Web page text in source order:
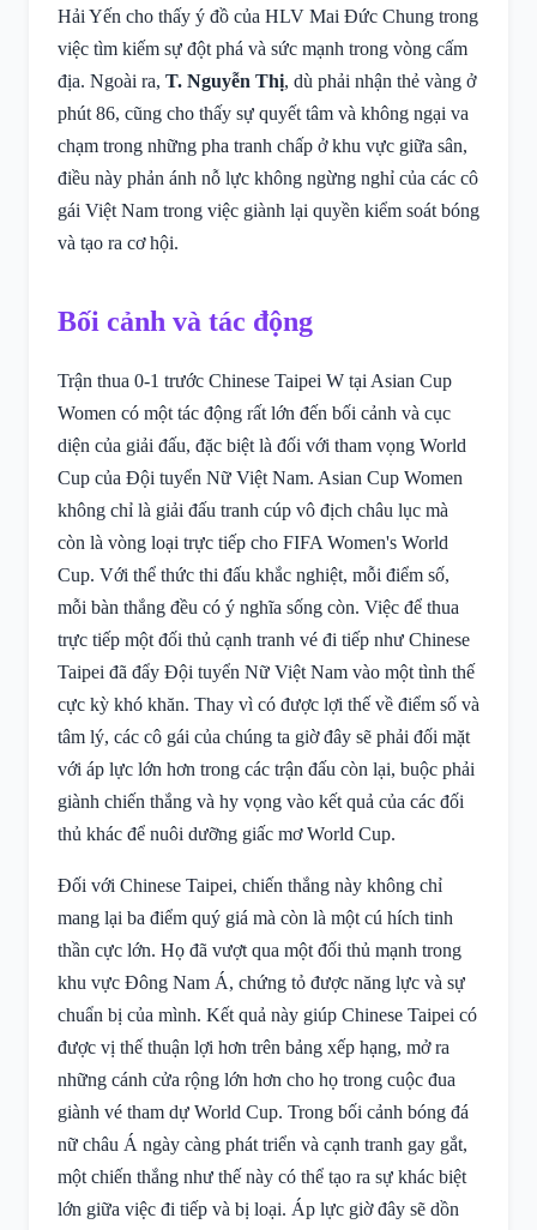
Hải Yến cho thấy ý đồ của HLV Mai Đức Chung trong
việc tìm kiếm sự đột phá và sức mạnh trong vòng cấm
địa. Ngoài ra, T. Nguyễn Thị, dù phải nhận thẻ vàng ở
phút 86, cũng cho thấy sự quyết tâm và không ngại va
chạm trong những pha tranh chấp ở khu vực giữa sân,
điều này phản ánh nỗ lực không ngừng nghỉ của các cô
gái Việt Nam trong việc giành lại quyền kiểm soát bóng
và tạo ra cơ hội.
Bối cảnh và tác động
Trận thua 0-1 trước Chinese Taipei W tại Asian Cup
Women có một tác động rất lớn đến bối cảnh và cục
diện của giải đấu, đặc biệt là đối với tham vọng World
Cup của Đội tuyển Nữ Việt Nam. Asian Cup Women
không chỉ là giải đấu tranh cúp vô địch châu lục mà
còn là vòng loại trực tiếp cho FIFA Women's World
Cup. Với thể thức thi đấu khắc nghiệt, mỗi điểm số,
mỗi bàn thắng đều có ý nghĩa sống còn. Việc để thua
trực tiếp một đối thủ cạnh tranh vé đi tiếp như Chinese
Taipei đã đẩy Đội tuyển Nữ Việt Nam vào một tình thế
cực kỳ khó khăn. Thay vì có được lợi thế về điểm số và
tâm lý, các cô gái của chúng ta giờ đây sẽ phải đối mặt
với áp lực lớn hơn trong các trận đấu còn lại, buộc phải
giành chiến thắng và hy vọng vào kết quả của các đối
thủ khác để nuôi dưỡng giấc mơ World Cup.
Đối với Chinese Taipei, chiến thắng này không chỉ
mang lại ba điểm quý giá mà còn là một cú hích tinh
thần cực lớn. Họ đã vượt qua một đối thủ mạnh trong
khu vực Đông Nam Á, chứng tỏ được năng lực và sự
chuẩn bị của mình. Kết quả này giúp Chinese Taipei có
được vị thế thuận lợi hơn trên bảng xếp hạng, mở ra
những cánh cửa rộng lớn hơn cho họ trong cuộc đua
giành vé tham dự World Cup. Trong bối cảnh bóng đá
nữ châu Á ngày càng phát triển và cạnh tranh gay gắt,
một chiến thắng như thế này có thể tạo ra sự khác biệt
lớn giữa việc đi tiếp và bị loại. Áp lực giờ đây sẽ dồn